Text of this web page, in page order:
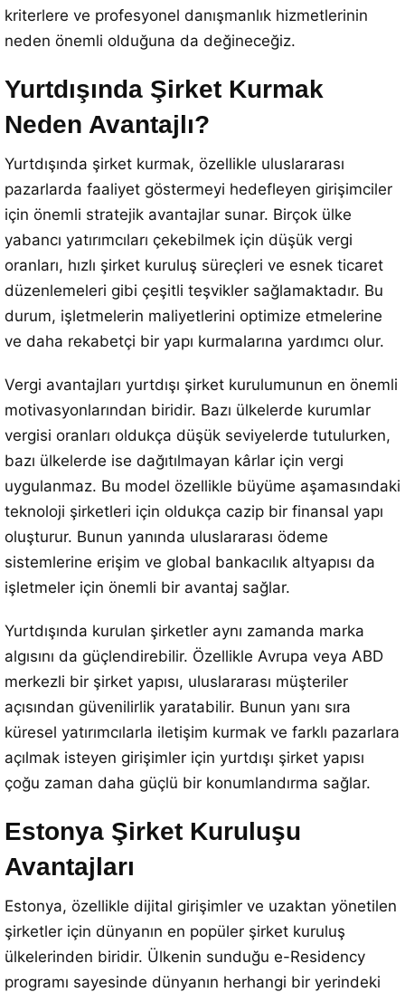
kriterlere ve profesyonel danışmanlık hizmetlerinin
neden önemli olduğuna da değineceğiz.
Yurtdışında Şirket Kurmak
Neden Avantajlı?
Yurtdışında şirket kurmak, özellikle uluslararası
pazarlarda faaliyet göstermeyi hedefleyen girişimciler
için önemli stratejik avantajlar sunar. Birçok ülke
yabancı yatırımcıları çekebilmek için düşük vergi
oranları, hızlı şirket kuruluş süreçleri ve esnek ticaret
düzenlemeleri gibi çeşitli teşvikler sağlamaktadır. Bu
durum, işletmelerin maliyetlerini optimize etmelerine
ve daha rekabetçi bir yapı kurmalarına yardımcı olur.
Vergi avantajları yurtdışı şirket kurulumunun en önemli
motivasyonlarından biridir. Bazı ülkelerde kurumlar
vergisi oranları oldukça düşük seviyelerde tutulurken,
bazı ülkelerde ise dağıtılmayan kârlar için vergi
uygulanmaz. Bu model özellikle büyüme aşamasındaki
teknoloji şirketleri için oldukça cazip bir finansal yapı
oluşturur. Bunun yanında uluslararası ödeme
sistemlerine erişim ve global bankacılık altyapısı da
işletmeler için önemli bir avantaj sağlar.
Yurtdışında kurulan şirketler aynı zamanda marka
algısını da güçlendirebilir. Özellikle Avrupa veya ABD
merkezli bir şirket yapısı, uluslararası müşteriler
açısından güvenilirlik yaratabilir. Bunun yanı sıra
küresel yatırımcılarla iletişim kurmak ve farklı pazarlara
açılmak isteyen girişimler için yurtdışı şirket yapısı
çoğu zaman daha güçlü bir konumlandırma sağlar.
Estonya Şirket Kuruluşu
Avantajları
Estonya, özellikle dijital girişimler ve uzaktan yönetilen
şirketler için dünyanın en popüler şirket kuruluş
ülkelerinden biridir. Ülkenin sunduğu e-Residency
programı sayesinde dünyanın herhangi bir yerindeki